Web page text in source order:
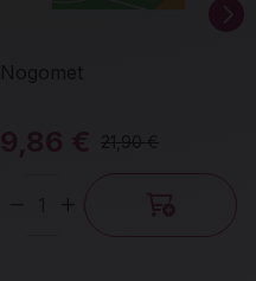
Nogomet
9,86 € 21,90 €
Količina